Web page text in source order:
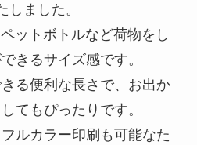
ました。
ットボトルなど荷物をし
きるサイズ感です。
る便利な長さで、お出か
てもぴったりです。
ルカラー印刷も可能なた